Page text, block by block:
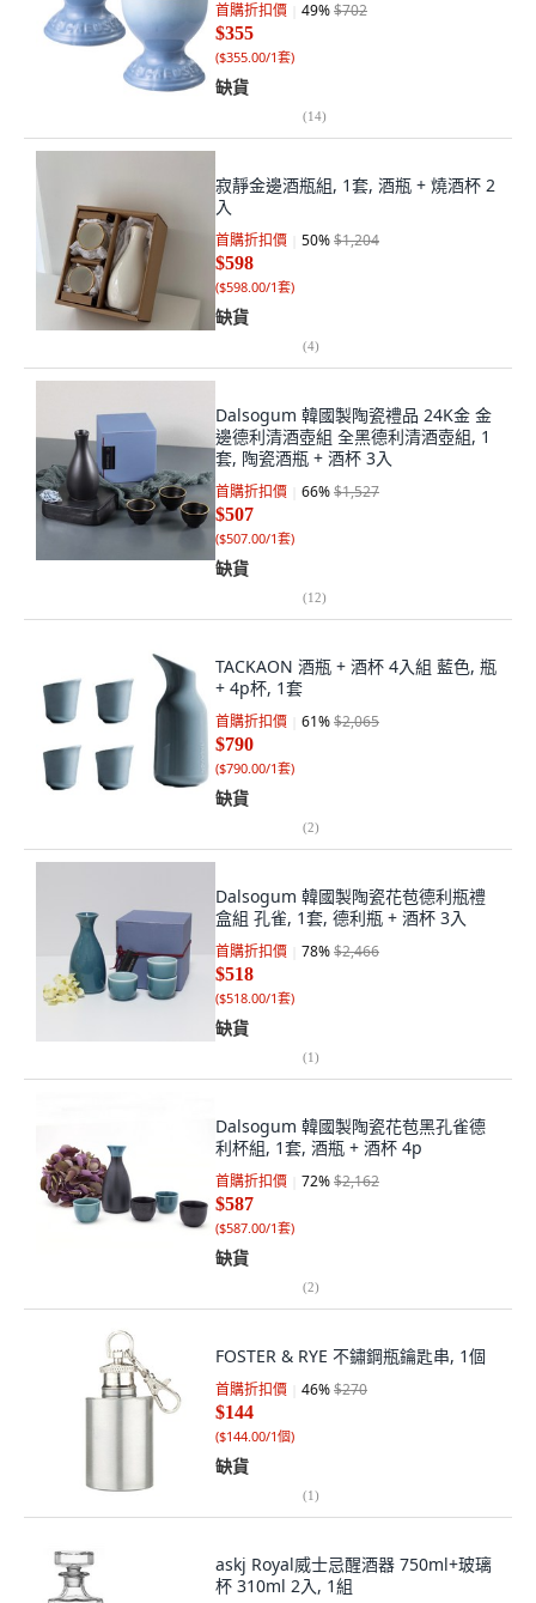
首購折扣價 49%$702
$355
($355.00/1套)
缺貨
(14)
寂靜金邊酒瓶組, 1套, 酒瓶 + 燒酒杯 2
入
首購折扣價 50%$1,204
$598
($598.00/1套)
缺貨
(4)
Dalsogum 韓國製陶瓷禮品 24K金 金
邊德利清酒壺組 全黑德利清酒壺組, 1
套, 陶瓷酒瓶 + 酒杯 3入
首購折扣價 66%$1,527
$507
($507.00/1套)
缺貨
(12)
TACKAON 酒瓶 + 酒杯 4入組 藍色, 瓶
+ 4p杯, 1套
首購折扣價 61%$2,065
$790
($790.00/1套)
缺貨
(2)
Dalsogum 韓國製陶瓷花苞德利瓶禮
盒組 孔雀, 1套, 德利瓶 + 酒杯 3入
首購折扣價 78%$2,466
$518
($518.00/1套)
缺貨
(1)
Dalsogum 韓國製陶瓷花苞黑孔雀德
利杯組, 1套, 酒瓶 + 酒杯 4p
首購折扣價 72%$2,162
$587
($587.00/1套)
缺貨
(2)
FOSTER & RYE 不鏽鋼瓶鑰匙串, 1個
首購折扣價 46%$270
$144
($144.00/1個)
缺貨
(1)
askj Royal威士忌醒酒器 750ml+玻璃
杯 310ml 2入, 1組